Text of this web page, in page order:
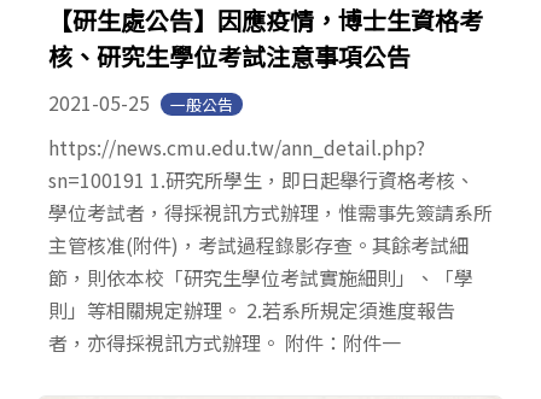
【研生處公告】因應疫情，博士生資格考
核、研究生學位考試注意事項公告
2021-05-25 一般公告
https://news.cmu.edu.tw/ann_detail.php?
sn=100191 1.研究所學生，即日起舉行資格考核、
學位考試者，得採視訊方式辦理，惟需事先簽請系所
主管核准(附件)，考試過程錄影存查。其餘考試細
節，則依本校「研究生學位考試實施細則」、「學
則」等相關規定辦理。 2.若系所規定須進度報告
者，亦得採視訊方式辦理。 附件：附件一